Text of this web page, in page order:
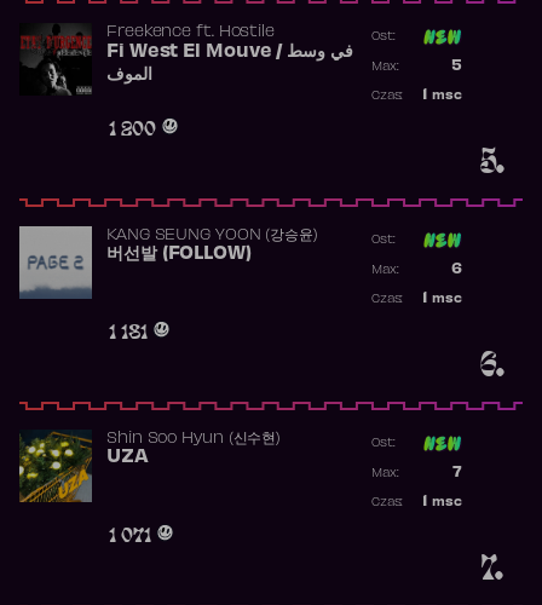
5.
Freekence ft. Hostile
Fi West El Mouve / في وسط
الموف
1 200
Ost:
5
Max:
msc
Czas:
6.
KANG SEUNG YOON (강승윤)
버선발 (FOLLOW)
1 181
Ost:
6
Max:
msc
Czas:
7.
Shin Soo Hyun (신수현)
UZA
1 071
Ost:
7
Max:
msc
Czas: